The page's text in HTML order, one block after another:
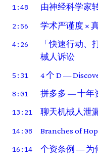
1:48 由神经科学家
2:56 学术严谨度 ×
4:26
「快速行动、
械人诉讼
5:31 4 个 D —
8:01 拼多多 — 十年
13:21 聊天机械人泄
14:08 Branches of
16:14 个资条例 — 为